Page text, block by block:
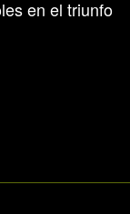
en el triunfo